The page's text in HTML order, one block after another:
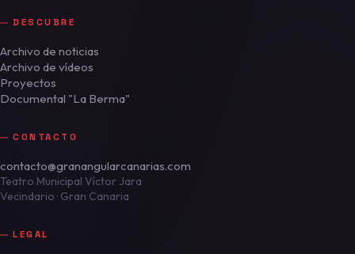
DESCUBRE
Archivo de noticias
Archivo de vídeos
Proyectos
Documental "La Berma"
CONTACTO
contacto@granangularcanarias.com
Teatro Municipal Víctor Jara
Vecindario · Gran Canaria
LEGAL